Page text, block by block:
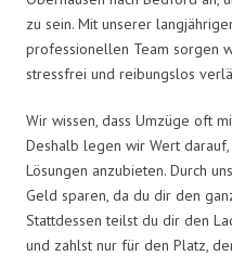
zu sein. Mit unserer
professionellen Team sorgen
stressfrei und reibungslos
Wir wissen, dass Umzüge oft
Deshalb legen wir Wert
Lösungen anzubieten. Durch
Geld sparen, da du dir den
Stattdessen teilst du dir den
und zahlst nur für den Platz,